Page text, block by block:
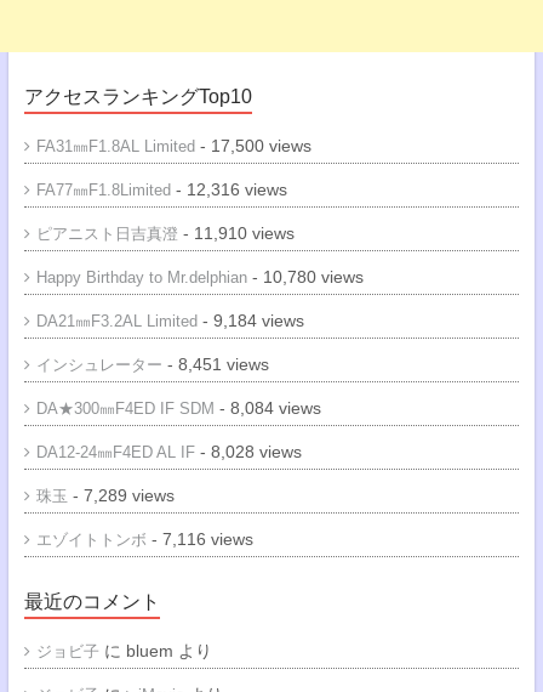
アクセスランキングTop10
FA31㎜F1.8AL Limited- 17,500 views
FA77㎜F1.8Limited- 12,316 views
ピアニスト日吉真澄 - 11,910 views
Happy Birthday to Mr.delphian- 10,780 views
DA21㎜F3.2AL Limited- 9,184 views
インシュレーター - 8,451 views
DA★300㎜F4ED IF SDM - 8,084 views
DA12-24㎜F4ED AL IF- 8,028 views
珠玉 - 7,289 views
エゾイトトンボ - 7,116 views
最近のコメント
ジョビ子 に bluem より